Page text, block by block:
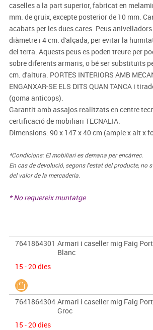
caselles a la part superior, fabricat en
mm. de gruix, excepte posterior de 10 mm.
acabats per les dues cares. Peus anivelladors
diàmetre i 4 cm. d'alçada, per evitar la
del terra. Aquests peus es poden treure per
sobre diferents armaris, o bé ser substituïts
cm. d'altura. PORTES INTERIORS AMB
ENGANXAR-SE ELS DITS QUAN TANCA i
(goma anticops).
Garantit amb assajos realitzats en centre
certificació de mobiliari TECNALIA.
Dimensions: 90 x 147 x 40 cm (ample x alt x
*Condicions: El mobiliari es demana per encàrrec.
En cas de devolució, segons l'estat del producte, no
del valor de la mercaderia.
* No requereix muntatge
7641864301 Armari i caseller mig Faig
Blanc
15 - 20 dies
7641864304 Armari i caseller mig Faig
Groc
15 - 20 dies